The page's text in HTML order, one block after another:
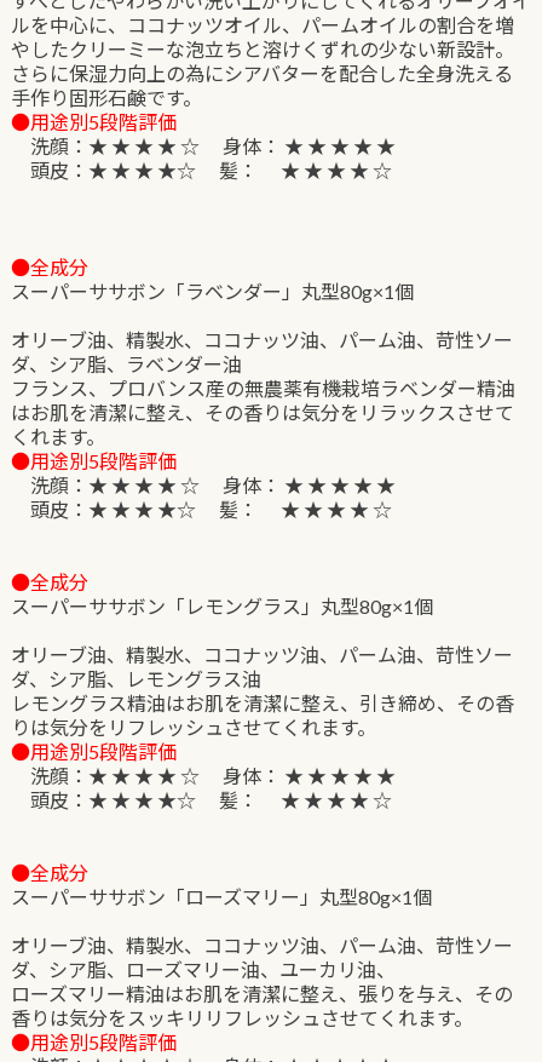
ルを中心に、ココナッツオイル、パームオイルの割合を増
やしたクリーミーな泡立ちと溶けくずれの少ない新設計。
さらに保湿力向上の為にシアバターを配合した全身洗える
手作り固形石鹸です。
●用途別5段階評価
洗顔：★ ★ ★ ★ ☆ 身体： ★ ★ ★ ★ ★
頭皮：★ ★ ★ ★☆ 髪： ★ ★ ★ ★ ☆
●全成分
スーパーササボン「ラベンダー」丸型80g×1個
オリーブ油、精製水、ココナッツ油、パーム油、苛性ソー
ダ、シア脂、ラベンダー油
フランス、プロバンス産の無農薬有機栽培ラベンダー精油
はお肌を清潔に整え、その香りは気分をリラックスさせて
くれます。
●用途別5段階評価
洗顔：★ ★ ★ ★ ☆ 身体： ★ ★ ★ ★ ★
頭皮：★ ★ ★ ★☆ 髪： ★ ★ ★ ★ ☆
●全成分
スーパーササボン「レモングラス」丸型80g×1個
オリーブ油、精製水、ココナッツ油、パーム油、苛性ソー
ダ、シア脂、レモングラス油
レモングラス精油はお肌を清潔に整え、引き締め、その香
りは気分をリフレッシュさせてくれます。
●用途別5段階評価
洗顔：★ ★ ★ ★ ☆ 身体： ★ ★ ★ ★ ★
頭皮：★ ★ ★ ★☆ 髪： ★ ★ ★ ★ ☆
●全成分
スーパーササボン「ローズマリー」丸型80g×1個
オリーブ油、精製水、ココナッツ油、パーム油、苛性ソー
ダ、シア脂、ローズマリー油、ユーカリ油、
ローズマリー精油はお肌を清潔に整え、張りを与え、その
香りは気分をスッキリリフレッシュさせてくれます。
●用途別5段階評価